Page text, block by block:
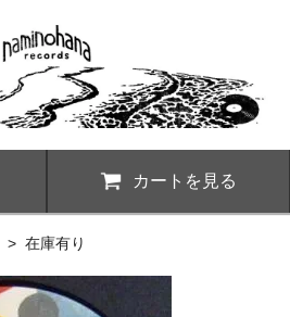
カートを見る
> 在庫有り